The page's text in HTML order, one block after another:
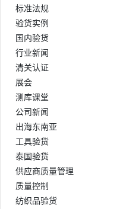
标准法规
验货实例
国内验货
行业新闻
清关认证
展会
测库课堂
公司新闻
出海东南亚
工具验货
泰国验货
供应商质量管理
质量控制
纺织品验货